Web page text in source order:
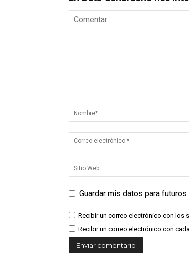
Guardar mis datos para
Recibir un correo electrónico con los
Recibir un correo electrónico con cada